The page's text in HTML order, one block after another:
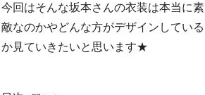
今回はそんな坂本さんの衣装は本当に素
敵なのかやどんな方がデザインしている
か見ていきたいと思います★